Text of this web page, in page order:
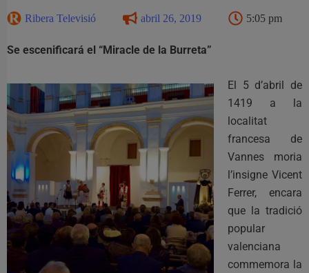
Ribera Televisió abril 26, 2019 5:05 pm
Se escenificará el “Miracle de la Burreta”
El 5 d’abril de
1419 a la
localitat
francesa de
Vannes moria
l’insigne Vicent
Ferrer, encara
que la tradició
popular
valenciana
commemora la